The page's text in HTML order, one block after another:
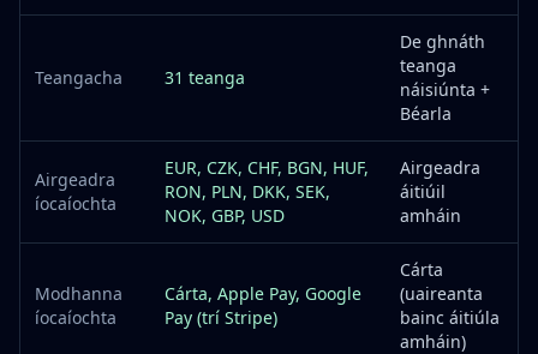
Teangacha 31 teanga
De ghnáth
teanga
náisiúnta +
Béarla
Airgeadra
íocaíochta
EUR, CZK, CHF, BGN, HUF,
RON, PLN, DKK, SEK,
NOK, GBP, USD
Airgeadra
áitiúil
amháin
Modhanna
íocaíochta
Cárta, Apple Pay, Google
Pay (trí Stripe)
Cárta
(uaireanta
bainc áitiúla
amháin)